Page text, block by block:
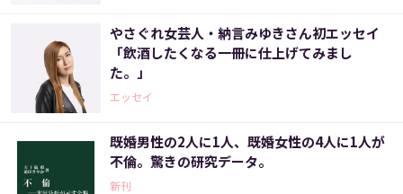
やさぐれ女芸人・納言みゆきさん初エッセイ
「飲酒したくなる一冊に仕上げてみまし
た。」
エッセイ
既婚男性の2人に1人、既婚女性の4人に1人が
不倫。驚きの研究データ。
新刊